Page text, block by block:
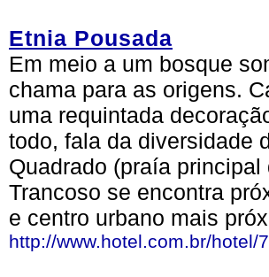
Etnia Pousada
Em meio a um bosque
chama para as origens.
uma requintada
todo, fala da diversidade
Quadrado (praía
Trancoso se encontra
e centro urbano mais
http://www.hotel.com.br/hotel/